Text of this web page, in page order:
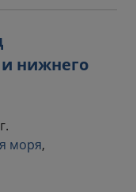
и нижнего
моря,